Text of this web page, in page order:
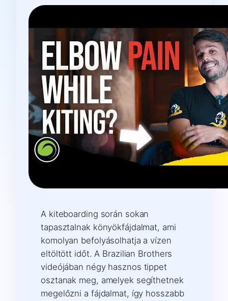
A kiteboarding során sokan
tapasztalnak könyökfájdalmat, ami
komolyan befolyásolhatja a vízen
eltöltött időt. A Brazilian Brothers
videójában négy hasznos tippet
osztanak meg, amelyek segíthetnek
megelőzni a fájdalmat, így hosszabb